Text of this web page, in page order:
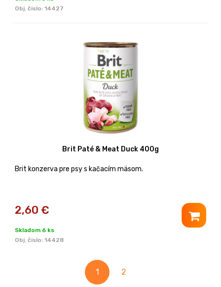
Obj. čislo: 14427
Brit Paté & Meat Duck 400g
Brit konzerva pre psy s kačacím mäsom.
2,60 €
Skladom 6 ks
Obj. čislo: 14428
1 2